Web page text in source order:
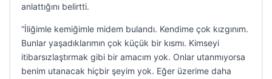
anlattığını belirtti.
“İliğimle kemiğimle midem bulandı. Kendime çok kızgınım.
Bunlar yaşadıklarımın çok küçük bir kısmı. Kimseyi
itibarsızlaştırmak gibi bir amacım yok. Onlar utanmıyorsa
benim utanacak hiçbir şeyim yok. Eğer üzerime daha